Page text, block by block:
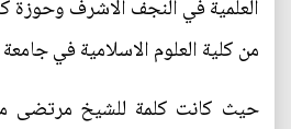
العلمية في النجف الاشرف وحوزة
من كلية العلوم الاسلامية في
حيث كانت كلمة للشيخ مرتضى